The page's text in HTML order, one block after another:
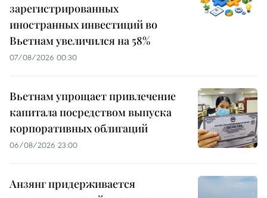
зарегистрированных
иностранных инвестиций во
Вьетнам увеличился на 58%
07/08/2026 00:30
Вьетнам упрощает привлечение
капитала посредством выпуска
корпоративных облигаций
06/08/2026 23:00
Анзянг придерживается